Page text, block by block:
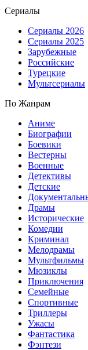
Сериалы
Сериалы 2026
Сериалы 2025
Зарубежные
Российские
Турецкие
Мультсериалы
По Жанрам
Аниме
Биографии
Боевики
Вестерны
Военные
Детективы
Детские
Драмы
Исторические
Комедии
Криминал
Мелодрамы
Мультфильмы
Мюзиклы
Приключения
Семейные
Спортивные
Триллеры
Ужасы
Фантастика
Фэнтези